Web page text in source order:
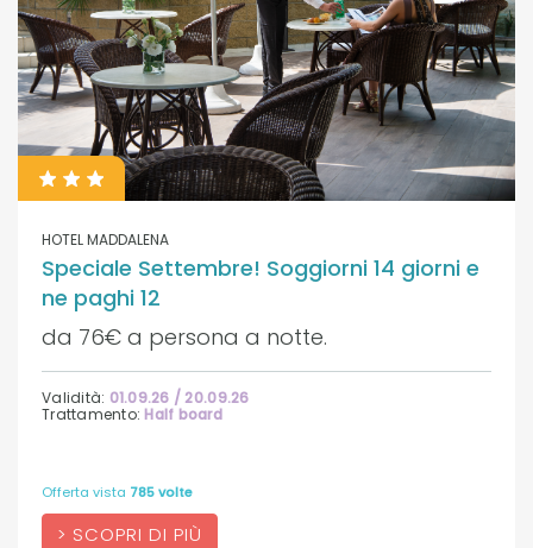
HOTEL MADDALENA
Speciale Settembre! Soggiorni 14 giorni e
ne paghi 12
da 76€ a persona a notte.
Validità: 01.09.26 / 20.09.26
Trattamento:Half board
SCOPRI DI PIÙ
Offerta vista 785 volte